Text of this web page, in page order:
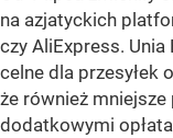
na azjatyckich
czy AliExpress.
celne dla przesyłek
że również
dodatkowymi